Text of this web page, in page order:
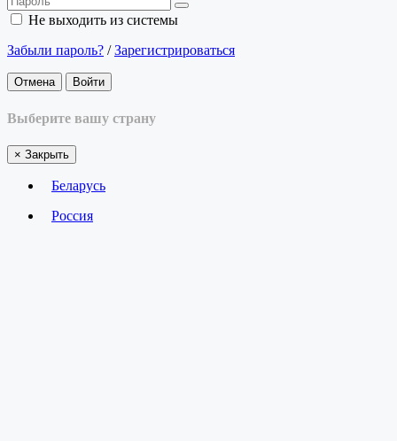
Не выходить из системы
Забыли пароль? /Зарегистрироваться
Отмена Войти
Выберите вашу страну
× Закрыть
Беларусь
Россия